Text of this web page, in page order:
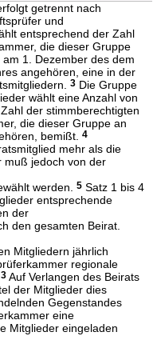
getrennt nach
und
entsprechend der Zahl
die dieser Gruppe
1. Dezember des dem
angehören, eine in der
3Die Gruppe
wählt eine Anzahl von
der stimmberechtigten
die dieser Gruppe an
bemißt.
4
mehr als die
muß jedoch von der
werden.
5Satz 1 bis 4
entsprechende
der
den gesamten Beirat.
Mitgliedern jährlich
regionale
3Auf Verlangen des Beirats
der Mitglieder dies
Gegenstandes
eine
Mitglieder eingeladen